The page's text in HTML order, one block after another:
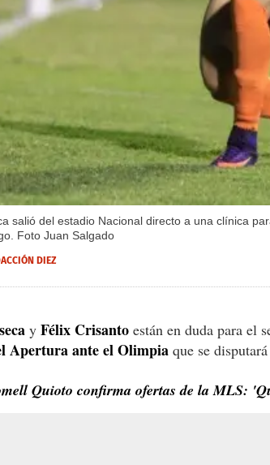
salió del estadio Nacional directo a una clínica
Foto Juan Salgado
DIEZ
y Félix Crisanto están en duda para el
Apertura ante el Olimpia que se
Quioto confirma ofertas de la MLS: